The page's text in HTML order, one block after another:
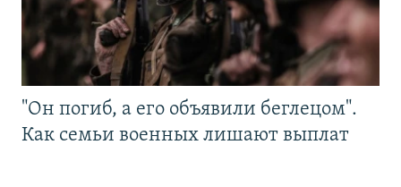
"Он погиб, а его объявили беглецом".
Как семьи военных лишают выплат